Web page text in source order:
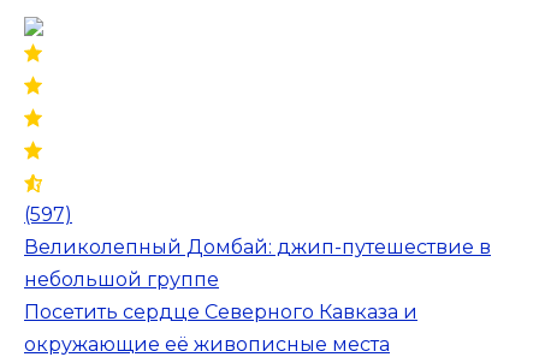
(597)
Великолепный Домбай: джип-путешествие в
небольшой группе
Посетить сердце Северного Кавказа и
окружающие её живописные места